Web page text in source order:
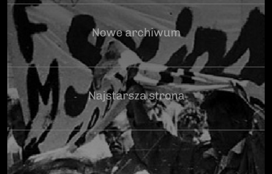
Nowe archiwum
Najstarsza strona